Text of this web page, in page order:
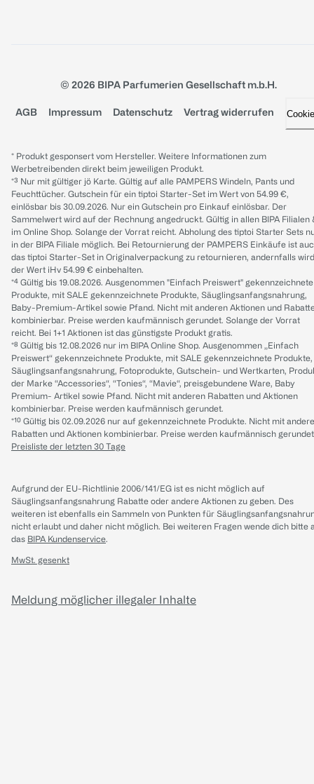
© 2026 BIPA Parfumerien Gesellschaft m.b.H.
AGB Impressum Datenschutz Vertrag widerrufen
* Produkt gesponsert vom Hersteller. Weitere Informationen zum
Werbetreibenden direkt beim jeweiligen Produkt.
*³ Nur mit gültiger jö Karte. Gültig auf alle PAMPERS Windeln, Pants und
Feuchttücher. Gutschein für ein tiptoi Starter-Set im Wert von 54.99 €,
einlösbar bis 30.09.2026. Nur ein Gutschein pro Einkauf einlösbar. Der
Sammelwert wird auf der Rechnung angedruckt. Gültig in allen BIPA Filialen
im Online Shop. Solange der Vorrat reicht. Abholung des tiptoi Starter Sets
in der BIPA Filiale möglich. Bei Retournierung der PAMPERS Einkäufe ist
das tiptoi Starter-Set in Originalverpackung zu retournieren, andernfalls wird
der Wert iHv 54.99 € einbehalten.
*⁴ Gültig bis 19.08.2026. Ausgenommen "Einfach Preiswert" gekennzeichnete
Produkte, mit SALE gekennzeichnete Produkte, Säuglingsanfangsnahrung,
Baby-Premium-Artikel sowie Pfand. Nicht mit anderen Aktionen und
kombinierbar. Preise werden kaufmännisch gerundet. Solange der Vorrat
reicht. Bei 1+1 Aktionen ist das günstigste Produkt gratis.
*⁸ Gültig bis 12.08.2026 nur im BIPA Online Shop. Ausgenommen „Einfach
Preiswert“ gekennzeichnete Produkte, mit SALE gekennzeichnete Produkte,
Säuglingsanfangsnahrung, Fotoprodukte, Gutschein- und Wertkarten,
der Marke “Accessories“, “Tonies“, “Mavie“, preisgebundene Ware, Baby
Premium- Artikel sowie Pfand. Nicht mit anderen Rabatten und Aktionen
kombinierbar. Preise werden kaufmännisch gerundet.
*¹⁰ Gültig bis 02.09.2026 nur auf gekennzeichnete Produkte. Nicht mit
Rabatten und Aktionen kombinierbar. Preise werden kaufmännisch
Preisliste der letzten 30 Tage
Aufgrund der EU-Richtlinie 2006/141/EG ist es nicht möglich auf
Säuglingsanfangsnahrung Rabatte oder andere Aktionen zu geben. Des
weiteren ist ebenfalls ein Sammeln von Punkten für
nicht erlaubt und daher nicht möglich. Bei weiteren Fragen wende dich bitte
das BIPA Kundenservice.
MwSt. gesenkt
Meldung möglicher illegaler Inhalte